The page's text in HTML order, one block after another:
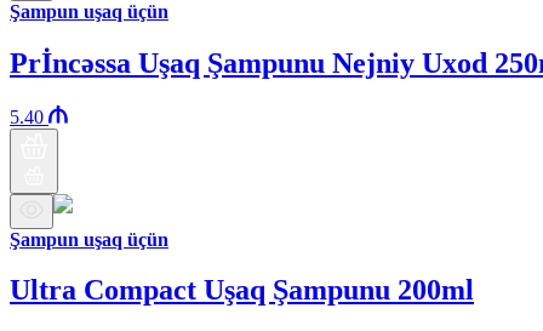
Şampun uşaq üçün
Prİncəssa Uşaq Şampunu Nejniy Uxod
5.40
Şampun uşaq üçün
Ultra Compact Uşaq Şampunu 200ml